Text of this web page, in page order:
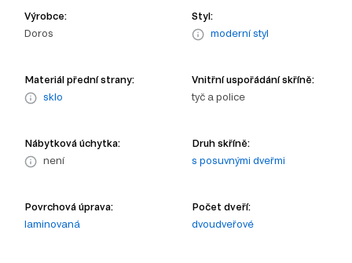
Výrobce:
Doros
Styl:
moderní styl
Materiál přední strany:
sklo
Vnitřní uspořádání skříně:
tyč a police
Nábytková úchytka:
není
Druh skříně:
s posuvnými dveřmi
Povrchová úprava:
laminovaná
Počet dveří:
dvoudveřové